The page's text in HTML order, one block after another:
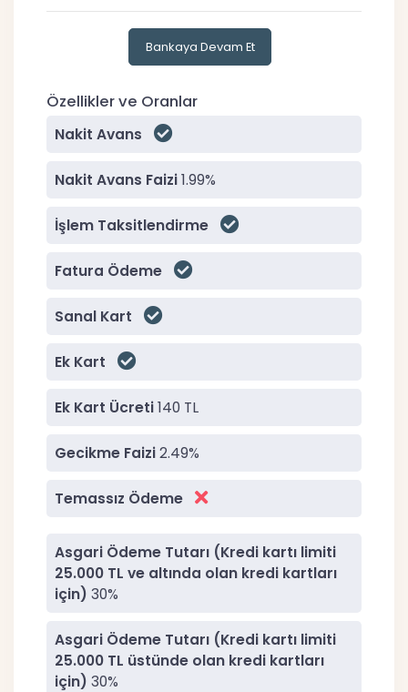
Bankaya Devam Et
Özellikler ve Oranlar
Nakit Avans
Nakit Avans Faizi1.99%
İşlem Taksitlendirme
Fatura Ödeme
Sanal Kart
Ek Kart
Ek Kart Ücreti140 TL
Gecikme Faizi2.49%
Temassız Ödeme
Asgari Ödeme Tutarı (Kredi kartı limiti
25.000 TL ve altında olan kredi kartları
için) 30%
Asgari Ödeme Tutarı (Kredi kartı limiti
25.000 TL üstünde olan kredi kartları
için) 30%